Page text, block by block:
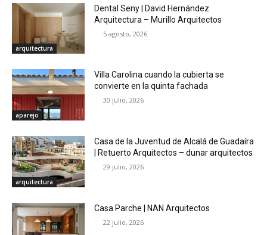
arquitectura
Dental Seny | David Hernández
Arquitectura – Murillo Arquitectos
5 agosto, 2026
aparejo
Villa Carolina cuando la cubierta se
convierte en la quinta fachada
30 julio, 2026
arquitectura
Casa de la Juventud de Alcalá de Guadaíra
| Retuerto Arquitectos – dunar arquitectos
29 julio, 2026
Casa Parche | NAN Arquitectos
22 julio, 2026